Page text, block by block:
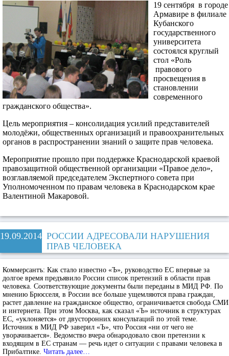
19 сентября в городе
Армавире в филиале
Кубанского
государственного
университета
состоялся круглый
стол «Роль
правового
просвещения в
становлении
современного
гражданского общества».
Цель мероприятия – консолидация усилий представителей
молодёжи, общественных организаций и правоохранительных
органов в распространении знаний о защите прав человека.
Мероприятие прошло при поддержке Краснодарской краевой
правозащитной общественной организации «Правое дело»,
возглавляемой председателем Экспертного совета при
Уполномоченном по правам человека в Краснодарском крае
Валентиной Макаровой.
19.09.2014 РОССИИ АДРЕСОВАЛИ НАРУШЕНИЯ
ПРАВ ЧЕЛОВЕКА
Коммерсантъ: Как стало известно «Ъ», руководство ЕС впервые за
долгое время предъявило России список претензий в области прав
человека. Соответствующие документы были переданы в МИД РФ. По
мнению Брюсселя, в России все больше ущемляются права граждан,
растет давление на гражданское общество, ограничивается свобода СМИ
и интернета. При этом Москва, как сказал «Ъ» источник в структурах
ЕС, «уклоняется» от двусторонних консультаций по этой теме.
Источник в МИД РФ заверил «Ъ», что Россия «ни от чего не
уворачивается». Ведомство вчера обнародовало свои претензии к
входящим в ЕС странам — речь идет о ситуации с правами человека в
Прибалтике. Читать далее…